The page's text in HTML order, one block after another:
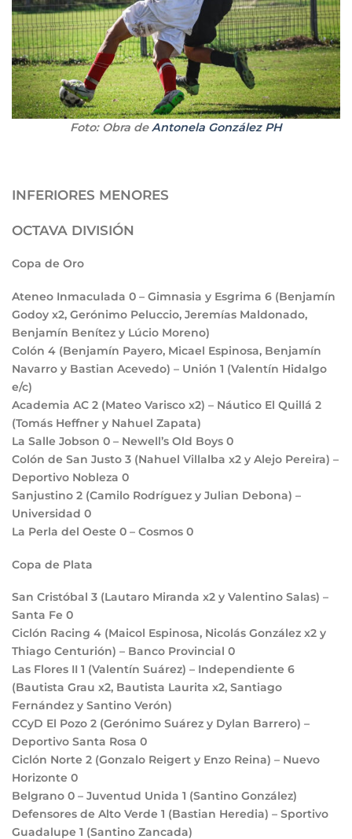
Foto: Obra deAntonela González PH
INFERIORES MENORES
OCTAVA DIVISIÓN
Copa de Oro
Ateneo Inmaculada 0 – Gimnasia y Esgrima 6 (Benjamín
Godoy x2, Gerónimo Peluccio, Jeremías Maldonado,
Benjamín Benítez y Lúcio Moreno)
Colón 4 (Benjamín Payero, Micael Espinosa, Benjamín
Navarro y Bastian Acevedo) – Unión 1 (Valentín Hidalgo
e/c)
Academia AC 2 (Mateo Varisco x2) – Náutico El Quillá 2
(Tomás Heffner y Nahuel Zapata)
La Salle Jobson 0 – Newell’s Old Boys 0
Colón de San Justo 3 (Nahuel Villalba x2 y Alejo Pereira) –
Deportivo Nobleza 0
Sanjustino 2 (Camilo Rodríguez y Julian Debona) –
Universidad 0
La Perla del Oeste 0 – Cosmos 0
Copa de Plata
San Cristóbal 3 (Lautaro Miranda x2 y Valentino Salas) –
Santa Fe 0
Ciclón Racing 4 (Maicol Espinosa, Nicolás González x2 y
Thiago Centurión) – Banco Provincial 0
Las Flores II 1 (Valentín Suárez) – Independiente 6
(Bautista Grau x2, Bautista Laurita x2, Santiago
Fernández y Santino Verón)
CCyD El Pozo 2 (Gerónimo Suárez y Dylan Barrero) –
Deportivo Santa Rosa 0
Ciclón Norte 2 (Gonzalo Reigert y Enzo Reina) – Nuevo
Horizonte 0
Belgrano 0 – Juventud Unida 1 (Santino González)
Defensores de Alto Verde 1 (Bastian Heredia) – Sportivo
Guadalupe 1 (Santino Zancada)